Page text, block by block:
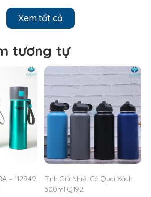
La Fonte
x 17.5 cm
Kem
La Fonte – Tây Ban Nha
Quốc
bình có hộp riêng. Có thể yêu cầu hộp
Xem tất cả
tương tự
– 112949
Bình Giữ Nhiệt Có Quai Xách
500ml Q192